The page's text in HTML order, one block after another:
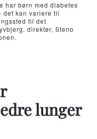
har børn med diabetes
det kan variere til
til det
direktør, Steno
lunger